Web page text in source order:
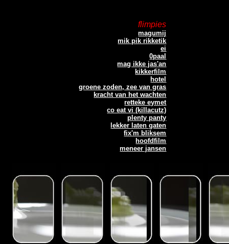
flimpies
magumij
mik pik rikketik
ei
0paal
mag ikke jas'an
kikkerfilm
hotel
groene zoden, zee van gras
kracht van het wachten
retteke eymet
co eat vi (killacutz)
plenty panty
lekker laten gaten
fix'm bliksem
hoofdfilm
meneer jansen